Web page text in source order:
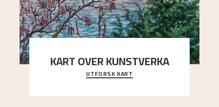
KART OVER KUNSTVERKA
Utforsk stedene og utsiktene i Astrups malerier
UTFORSK KART